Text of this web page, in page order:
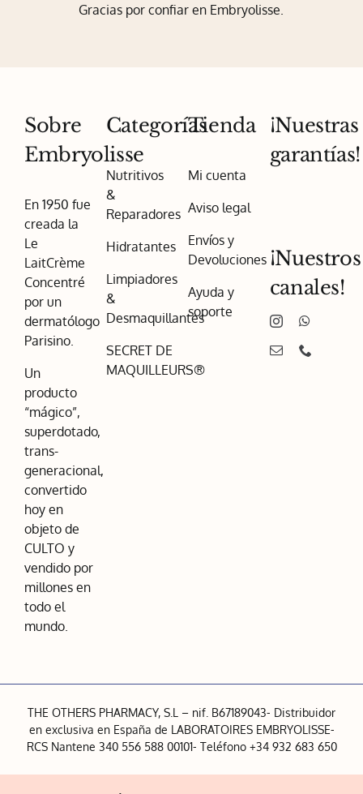
Gracias por confiar en Embryolisse.
Sobre
Embryolisse
En 1950 fue
creada la
Le
LaitCrème
Concentré
por un
dermatólogo
Parisino.
Un
producto
“mágico”,
superdotado,
trans-
generacional,
convertido
hoy en
objeto de
CULTO y
vendido por
millones en
todo el
mundo.
Categorías
Nutritivos
&
Reparadores
Hidratantes
Limpiadores
&
Desmaquillantes
SECRET DE
MAQUILLEURS®
Tienda
Mi cuenta
Aviso legal
Envíos y
Devoluciones
Ayuda y
soporte
¡Nuestras
garantías!
¡Nuestros
canales!
THE OTHERS PHARMACY, S.L – nif. B67189043- Distribuidor
en exclusiva en España de LABORATOIRES EMBRYOLISSE-
RCS Nantene 340 556 588 00101- Teléfono +34 932 683 650